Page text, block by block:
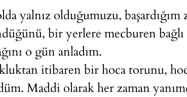
yalnız olduğumuzu,
bir yerlere mecburen
o gün anladım.
itibaren bir hoca torunu,
Maddi olarak her zaman